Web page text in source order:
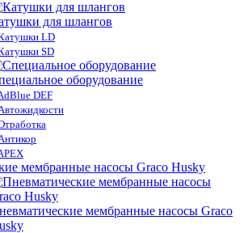
для шлангов
LD
SD
оборудование
DEF
мембранные насосы Graco Husky
мембранные насосы Graco